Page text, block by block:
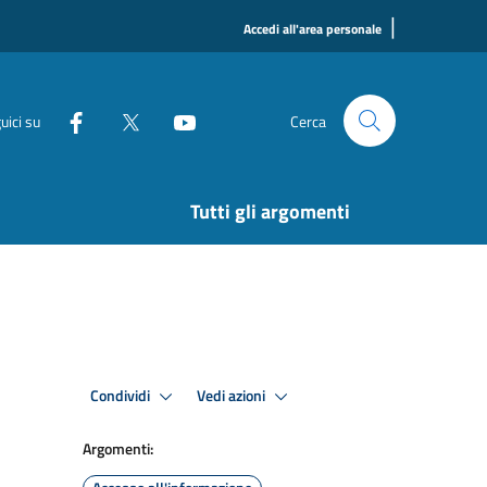
Accedi all'area personale |
su Cerca
Tutti gli argomenti
Condividi Vedi azioni
Argomenti: